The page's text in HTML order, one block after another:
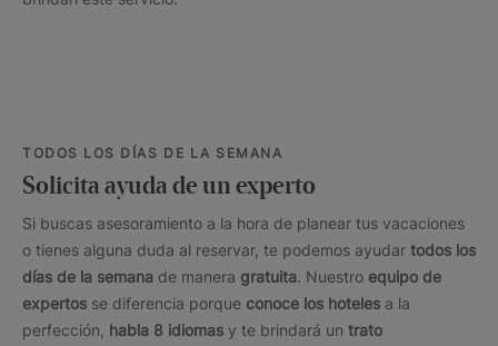
TODOS LOS DÍAS DE LA SEMANA
Solicita ayuda de un experto
Si buscas asesoramiento a la hora de planear tus vacaciones
o tienes alguna duda al reservar, te podemos ayudar todos los
días de la semana de manera gratuita. Nuestro equipo de
expertos se diferencia porque conoce los hoteles a la
perfección, habla 8 idiomas y te brindará un trato